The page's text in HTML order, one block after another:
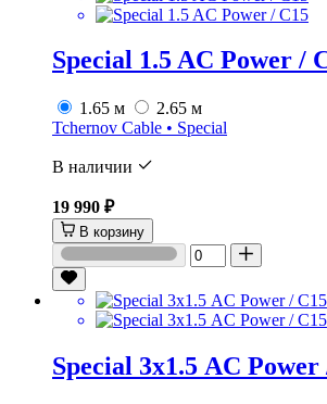
Special 1.5 AC Power /
1.65 м
2.65 м
Tchernov Cable • Special
В наличии
19 990 ₽
В корзину
Special 3х1.5 AC Power